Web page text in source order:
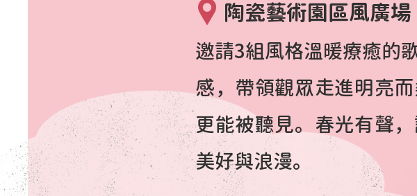
陶瓷藝術園區風廣場
邀請3組風格溫暖療癒的
感，帶領觀眾走進明亮
更能被聽見。春光有聲
美好與浪漫。